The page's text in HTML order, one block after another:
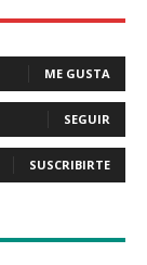
ME GUSTA
SEGUIR
SUSCRIBIRTE